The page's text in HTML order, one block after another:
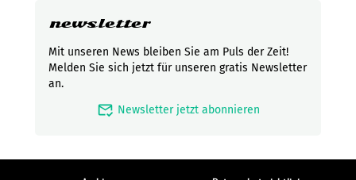
newsletter
Mit unseren News bleiben Sie am Puls der Zeit!
Melden Sie sich jetzt für unseren gratis Newsletter
an.
mark_email_read Newsletter jetzt abonnieren